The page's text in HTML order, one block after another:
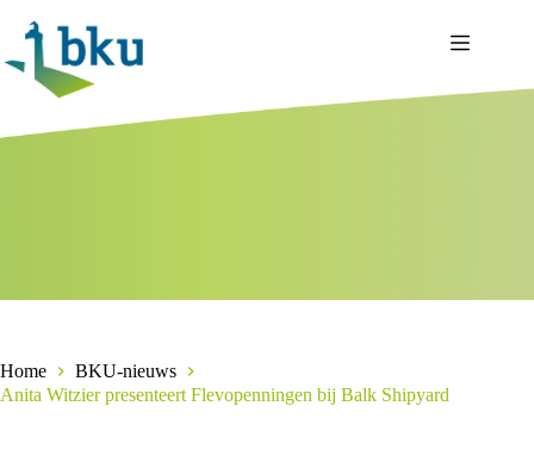
naar
inhoud
Home
BKU-nieuws
Anita Witzier presenteert Flevopenningen bij Balk Shipyard